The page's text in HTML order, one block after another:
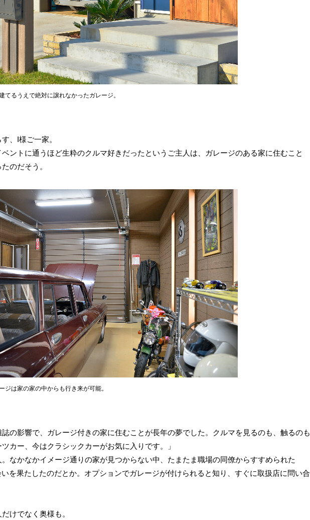
てるうえで絶対に譲れなかったガレージ。
、I様ご一家。
ントに通うほど生粋のクルマ好きだったというご主人は、ガレージのある家に住むこと
のだそう。
ジは家の家の中からも行き来が可能。
の影響で、ガレージ付きの家に住むことが長年の夢でした。クルマを見るのも、触るのも
カー、今はクラシックカーがお気に入りです。」
なかなかイメージ通りの家が見つからない中、たまたま職場の同僚からすすめられた
を果たしたのだとか。オプションでガレージが付けられると知り、すぐに取扱店に問い合
けでなく奥様も。